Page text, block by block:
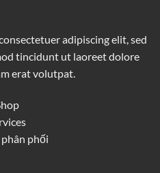
adipiscing elit, sed
tincidunt ut laoreet dolore
erat volutpat.
phối